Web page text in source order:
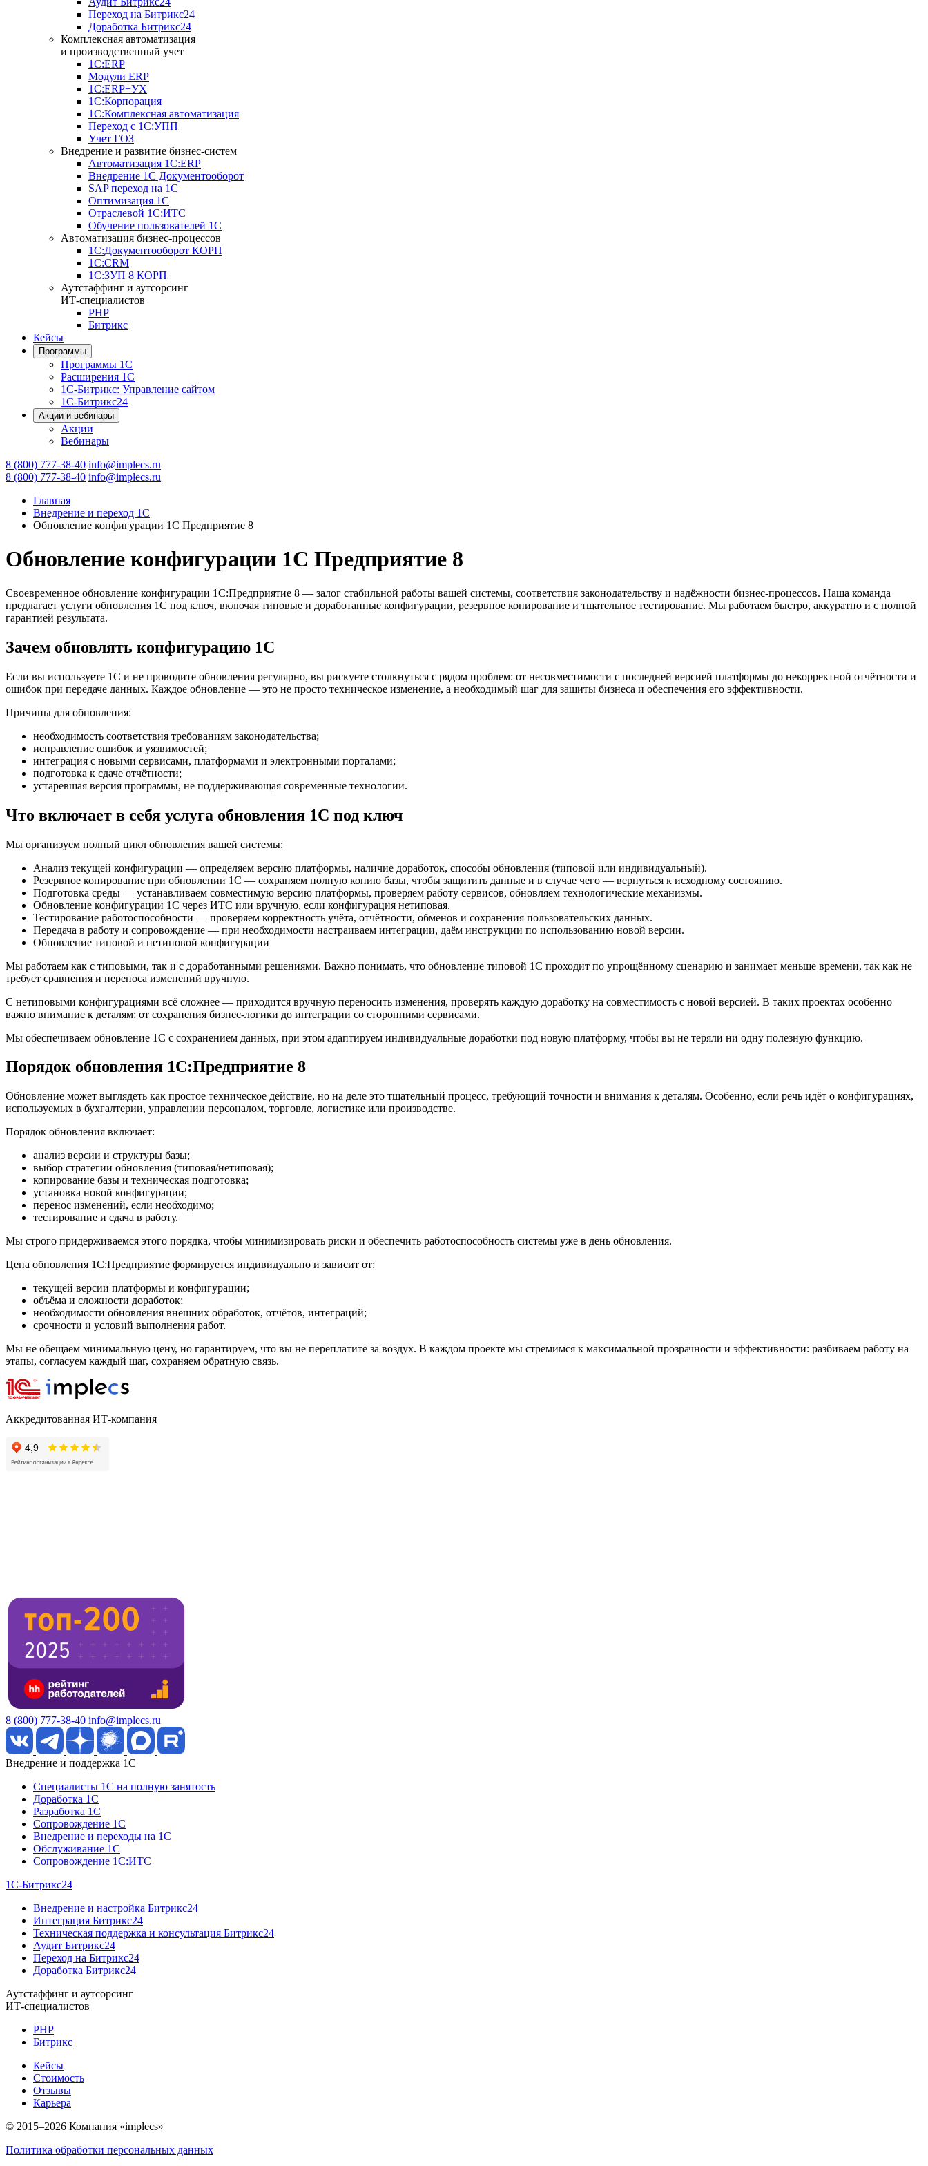
Переход на Битрикс24
Доработка Битрикс24
Комплексная автоматизация
и производственный учет
1С:ERP
Модули ERP
1C:ERP+УХ
1С:Корпорация
1С:Комплексная автоматизация
Переход с 1С:УПП
Учет ГОЗ
Внедрение и развитие бизнес-систем
Автоматизация 1С:ERP
Внедрение 1С Документооборот
SAP переход на 1С
Оптимизация 1С
Отраслевой 1С:ИТС
Обучение пользователей 1С
Автоматизация бизнес-процессов
1С:Документооборот КОРП
1С:CRM
1С:ЗУП 8 КОРП
Аутстаффинг и аутсорсинг
ИТ-специалистов
PHP
Битрикс
Кейсы
Программы
Программы 1С
Расширения 1С
1С-Битрикс: Управление сайтом
1С-Битрикс24
Акции и вебинары
Акции
Вебинары
8 (800) 777-38-40 info@implecs.ru
8 (800) 777-38-40 info@implecs.ru
Главная
Внедрение и переход 1С
Обновление конфигурации 1С Предприятие 8
Обновление конфигурации 1С Предприятие 8
Своевременное обновление конфигурации 1С:Предприятие 8 — залог стабильной работы вашей системы, соответствия законодательству и надёжности бизнес-процессов. Наша команда
предлагает услуги обновления 1С под ключ, включая типовые и доработанные конфигурации, резервное копирование и тщательное тестирование. Мы работаем быстро, аккуратно и с полной
гарантией результата.
Зачем обновлять конфигурацию 1С
Если вы используете 1С и не проводите обновления регулярно, вы рискуете столкнуться с рядом проблем: от несовместимости с последней версией платформы до некорректной отчётности и
ошибок при передаче данных. Каждое обновление — это не просто техническое изменение, а необходимый шаг для защиты бизнеса и обеспечения его эффективности.
Причины для обновления:
необходимость соответствия требованиям законодательства;
исправление ошибок и уязвимостей;
интеграция с новыми сервисами, платформами и электронными порталами;
подготовка к сдаче отчётности;
устаревшая версия программы, не поддерживающая современные технологии.
Что включает в себя услуга обновления 1С под ключ
Мы организуем полный цикл обновления вашей системы:
Анализ текущей конфигурации — определяем версию платформы, наличие доработок, способы обновления (типовой или индивидуальный).
Резервное копирование при обновлении 1С — сохраняем полную копию базы, чтобы защитить данные и в случае чего — вернуться к исходному состоянию.
Подготовка среды — устанавливаем совместимую версию платформы, проверяем работу сервисов, обновляем технологические механизмы.
Обновление конфигурации 1С через ИТС или вручную, если конфигурация нетиповая.
Тестирование работоспособности — проверяем корректность учёта, отчётности, обменов и сохранения пользовательских данных.
Передача в работу и сопровождение — при необходимости настраиваем интеграции, даём инструкции по использованию новой версии.
Обновление типовой и нетиповой конфигурации
Мы работаем как с типовыми, так и с доработанными решениями. Важно понимать, что обновление типовой 1С проходит по упрощённому сценарию и занимает меньше времени, так как не
требует сравнения и переноса изменений вручную.
С нетиповыми конфигурациями всё сложнее — приходится вручную переносить изменения, проверять каждую доработку на совместимость с новой версией. В таких проектах особенно
важно внимание к деталям: от сохранения бизнес-логики до интеграции со сторонними сервисами.
Мы обеспечиваем обновление 1С с сохранением данных, при этом адаптируем индивидуальные доработки под новую платформу, чтобы вы не теряли ни одну полезную функцию.
Порядок обновления 1С:Предприятие 8
Обновление может выглядеть как простое техническое действие, но на деле это тщательный процесс, требующий точности и внимания к деталям. Особенно, если речь идёт о конфигурациях,
используемых в бухгалтерии, управлении персоналом, торговле, логистике или производстве.
Порядок обновления включает:
анализ версии и структуры базы;
выбор стратегии обновления (типовая/нетиповая);
копирование базы и техническая подготовка;
установка новой конфигурации;
перенос изменений, если необходимо;
тестирование и сдача в работу.
Мы строго придерживаемся этого порядка, чтобы минимизировать риски и обеспечить работоспособность системы уже в день обновления.
Цена обновления 1С:Предприятие формируется индивидуально и зависит от:
текущей версии платформы и конфигурации;
объёма и сложности доработок;
необходимости обновления внешних обработок, отчётов, интеграций;
срочности и условий выполнения работ.
Мы не обещаем минимальную цену, но гарантируем, что вы не переплатите за воздух. В каждом проекте мы стремимся к максимальной прозрачности и эффективности: разбиваем работу на
этапы, согласуем каждый шаг, сохраняем обратную связь.
Аккредитованная ИТ-компания
8 (800) 777-38-40 info@implecs.ru
Внедрение и поддержка 1C
Специалисты 1C на полную занятость
Доработка 1C
Разработка 1C
Сопровождение 1C
Внедрение и переходы на 1C
Обслуживание 1C
Сопровождение 1C:ИТС
1С-Битрикс24
Внедрение и настройка Битрикс24
Интеграция Битрикс24
Техническая поддержка и консультация Битрикс24
Аудит Битрикс24
Переход на Битрикс24
Доработка Битрикс24
Аутстаффинг и аутсорсинг
ИТ-специалистов
PHP
Битрикс
Кейсы
Стоимость
Отзывы
Карьера
© 2015–2026 Компания «implecs»
Политика обработки персональных данных